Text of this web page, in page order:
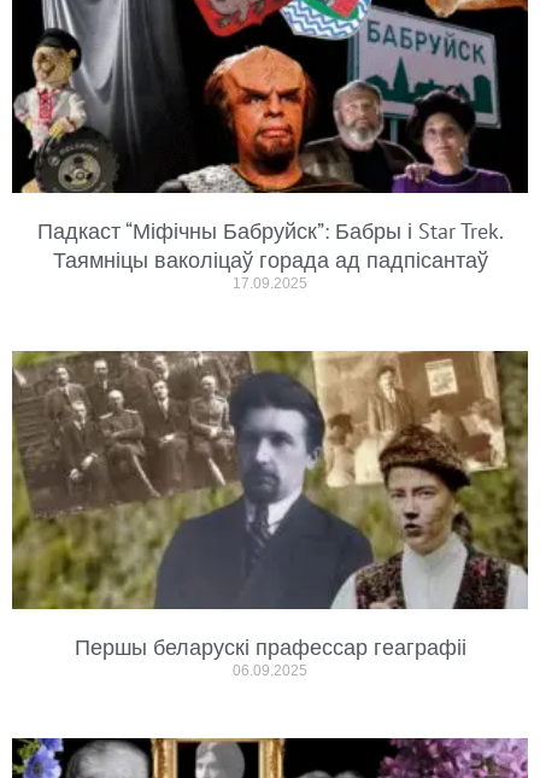
Падкаст “Міфічны Бабруйск”: Бабры і Star Trek.
Таямніцы ваколіцаў горада ад падпісантаў
17.09.2025
Першы беларускі прафессар геаграфіі
06.09.2025